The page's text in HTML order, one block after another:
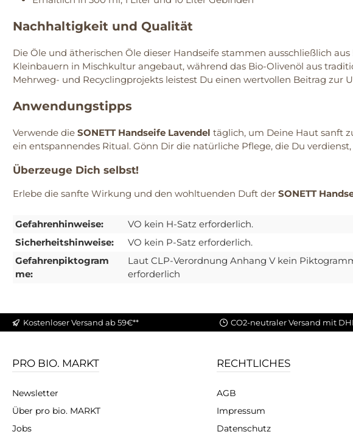
Nachhaltigkeit und Qualität
Die Öle und ätherischen Öle dieser Handseife stammen ausschließlich
Kleinbauern in Mischkultur angebaut, während das Bio-Olivenöl aus
Mehrweg- und Recyclingprojekts leistest Du einen wertvollen Beitrag zur
Anwendungstipps
Verwende die SONETT Handseife Lavendel täglich, um Deine Haut sanft
ein entspannendes Ritual. Gönn Dir die natürliche Pflege, die Du
Überzeuge Dich selbst!
Erlebe die sanfte Wirkung und den wohltuenden Duft der SONETT
Gefahrenhinweise:
VO kein H-Satz erforderlich.
Sicherheitshinweise:
VO kein P-Satz erforderlich.
Gefahrenpiktogram
me:
Laut CLP-Verordnung Anhang V kein
erforderlich
Kostenloser Versand ab 59€** CO2-neutraler Versand mit DHL
PRO BIO. MARKT
Newsletter
Über pro bio. MARKT
Jobs
RECHTLICHES
AGB
Impressum
Datenschutz